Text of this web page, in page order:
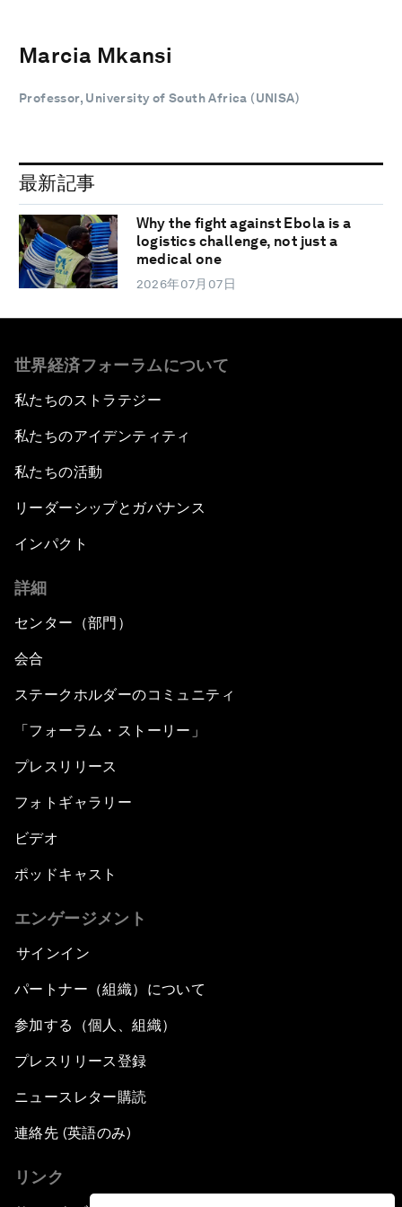
Marcia Mkansi
Professor, University of South Africa (UNISA)
最新記事
Why the fight against Ebola is a
logistics challenge, not just a
medical one
2026年07月07日
世界経済フォーラムについて
私たちのストラテジー
私たちのアイデンティティ
私たちの活動
リーダーシップとガバナンス
インパクト
詳細
センター（部門）
会合
ステークホルダーのコミュニティ
「フォーラム・ストーリー」
プレスリリース
フォトギャラリー
ビデオ
ポッドキャスト
エンゲージメント
サインイン
パートナー（組織）について
参加する（個人、組織）
プレスリリース登録
ニュースレター購読
連絡先 (英語のみ)
リンク